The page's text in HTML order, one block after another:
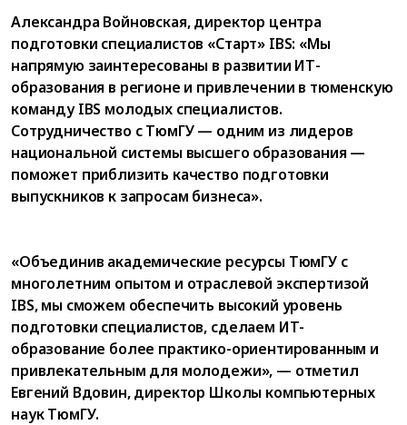
Александра Войновская, директор центра
подготовки специалистов «Старт» IBS: «Мы
напрямую заинтересованы в развитии ИТ-
образования в регионе и привлечении в тюменскую
команду IBS молодых специалистов.
Сотрудничество с ТюмГУ — одним из лидеров
национальной системы высшего образования —
поможет приблизить качество подготовки
выпускников к запросам бизнеса».
«Объединив академические ресурсы ТюмГУ с
многолетним опытом и отраслевой экспертизой
IBS, мы сможем обеспечить высокий уровень
подготовки специалистов, сделаем ИТ-
образование более практико-ориентированным и
привлекательным для молодежи», — отметил
Евгений Вдовин, директор Школы компьютерных
наук ТюмГУ.